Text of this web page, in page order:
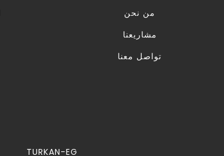
من نحن
مشاريعنا
تواصل معنا
TURKAN-EG